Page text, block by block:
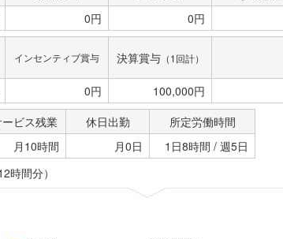
0円 0円
インセンティブ賞与 決算賞与（1回計）
0円 100,000円
ビス残業 休日出勤
所定労働時間
月10時間 月0日 1日8時間 / 週5日
時間分）